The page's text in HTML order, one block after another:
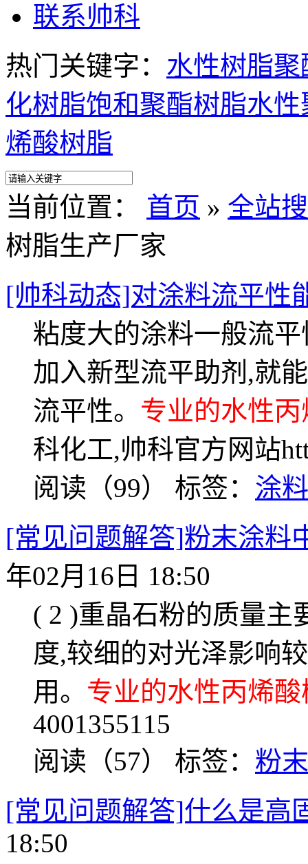
联系帅科
热门关键字： 水性树脂聚
化树脂饱和聚酯树脂水性
烯酸树脂
当前位置： 首页 » 全站
树脂生产厂家
[帅科动态]对涂料流平性
粘度大的涂料一般流
加入新型流平助剂,就
流平性。 专业的水性
科化工,帅科官方网站
阅读（99） 标签： 涂料
[常见问题解答]粉末涂料
年02月16日 18:50
( 2 )重晶石粉的质量主
度,较细的对光泽影响
用。 专业的水性丙烯
4001355115
阅读（57） 标签： 粉
[常见问题解答]什么是高
18:50